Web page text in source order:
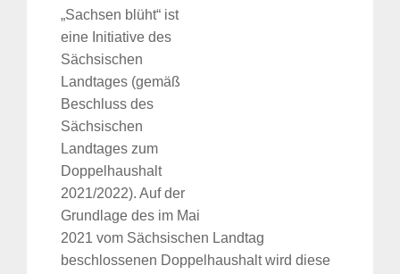
„Sachsen blüht“ ist
eine Initiative des
Sächsischen
Landtages (gemäß
Beschluss des
Sächsischen
Landtages zum
Doppelhaushalt
2021/2022). Auf der
Grundlage des im Mai
2021 vom Sächsischen Landtag
beschlossenen Doppelhaushalt wird diese